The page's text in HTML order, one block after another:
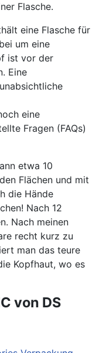
Flasche.
eine Flasche für
um eine
ist vor der
Eine
eine
Fragen (FAQs)
etwa 10
Flächen und mit
die Hände
Nach 12
Nach meinen
recht kurz zu
man das teure
Kopfhaut, wo es
von DS